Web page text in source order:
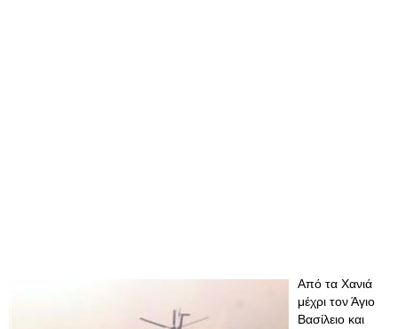
Από τα Χανιά
μέχρι τον Άγιο
Βασίλειο και